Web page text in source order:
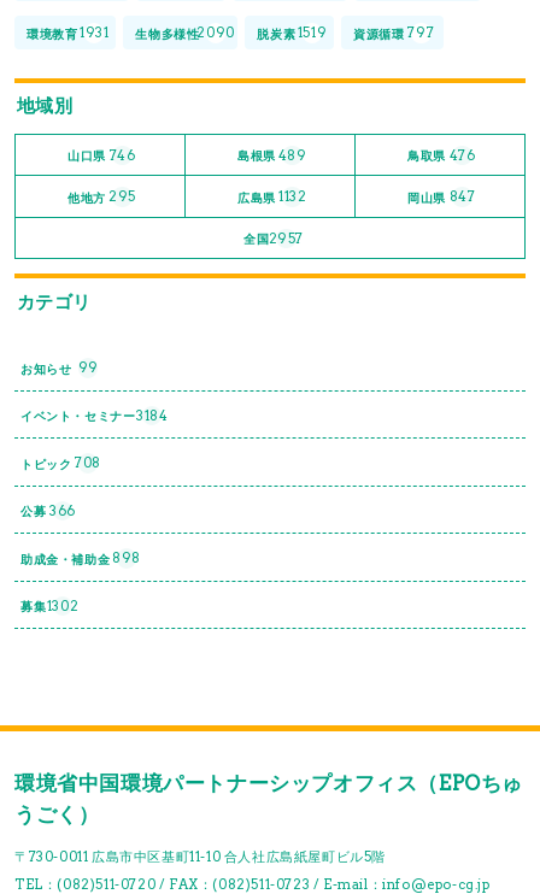
環境教育1931 生物多様性2090 脱炭素1519 資源循環 797
地域別
山口県 746 島根県 489 鳥取県 476
他地方 295 広島県 1132 岡山県 847
全国2957
カテゴリ
お知らせ 99
イベント・セミナー3184
トピック 708
公募 366
助成金・補助金 898
募集1302
環境省中国環境パートナーシップオフィス（EPOちゅ
うごく）
〒730-0011 広島市中区基町11-10 合人社広島紙屋町ビル5階
TEL：(082)511-0720 / FAX：(082)511-0723 / E-mail：info@epo-cg.jp